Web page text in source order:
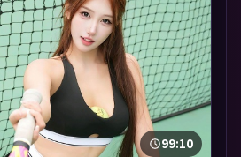
99:10